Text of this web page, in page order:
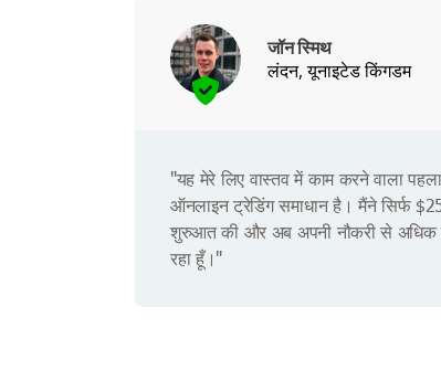
जॉन स्मिथ
लंदन, यूनाइटेड किंगडम
"यह मेरे लिए वास्तव में काम करने वाला पहला
ऑनलाइन ट्रेडिंग समाधान है। मैंने सिर्फ
शुरुआत की और अब अपनी नौकरी से अधिक
रहा हूँ।"